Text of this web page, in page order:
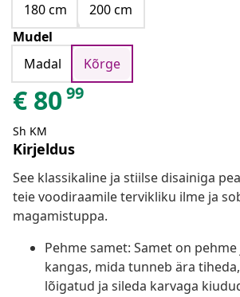
180 cm
200 cm
Mudel
Madal
Kõrge
€ 8099
Sh KM
Kirjeldus
See klassikaline ja stiilse disainiga
teie voodiraamile tervikliku ilme ja
magamistuppa.
Pehme samet: Samet on
kangas, mida tunneb ära
lõigatud ja sileda karvaga